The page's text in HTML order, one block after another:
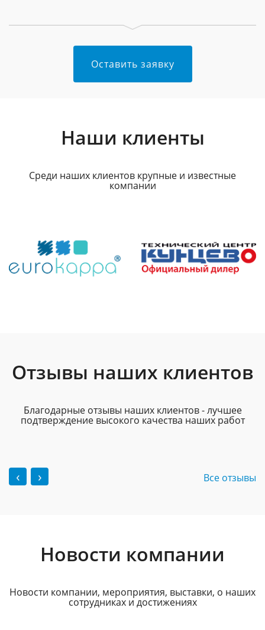
Оставить заявку
Наши клиенты
Среди наших клиентов крупные и известные
компании
Отзывы наших клиентов
Благодарные отзывы наших клиентов - лучшее
подтверждение высокого качества наших работ
‹ › Все отзывы
Новости компании
Новости компании, мероприятия, выставки, о наших
сотрудниках и достижениях